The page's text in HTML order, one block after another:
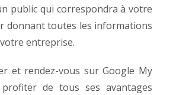
public qui correspondra à votre
donnant toutes les informations
entreprise.
et rendez-vous sur Google My
de tous ses avantages